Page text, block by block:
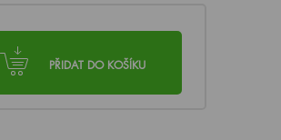
PŘIDAT DO KOŠÍKU